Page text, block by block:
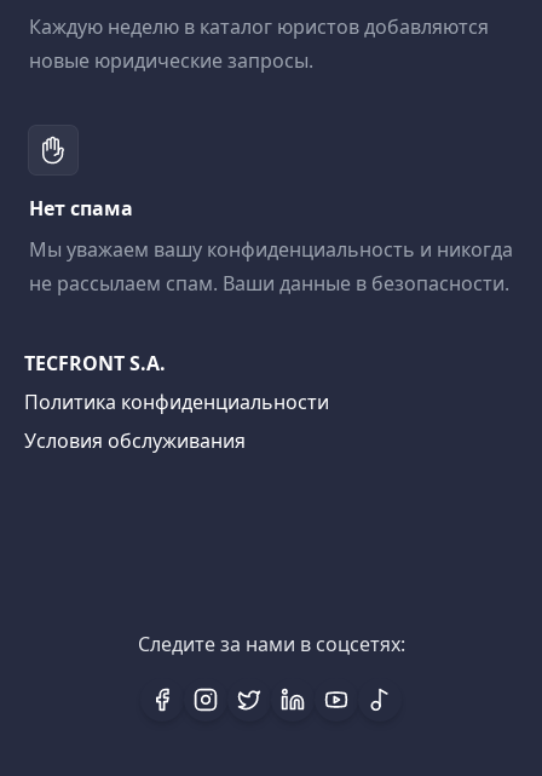
Каждую неделю в каталог юристов добавляются
новые юридические запросы.
Нет спама
Мы уважаем вашу конфиденциальность и никогда
не рассылаем спам. Ваши данные в безопасности.
TECFRONT S.A.
Политика конфиденциальности
Условия обслуживания
Следите за нами в соцсетях: